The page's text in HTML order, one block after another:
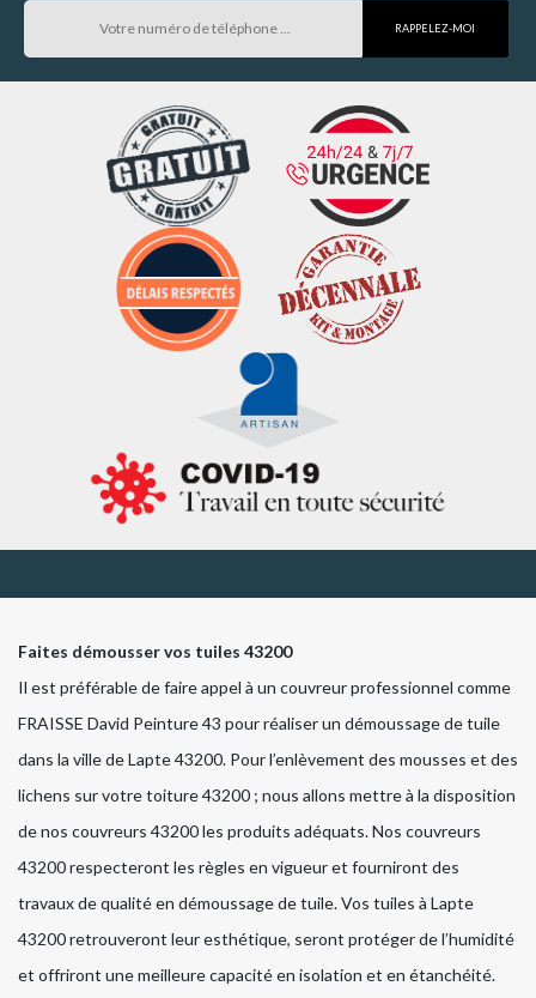
Faites démousser vos tuiles 43200
Il est préférable de faire appel à un couvreur professionnel comme
FRAISSE David Peinture 43 pour réaliser un démoussage de tuile
dans la ville de Lapte 43200. Pour l’enlèvement des mousses et des
lichens sur votre toiture 43200 ; nous allons mettre à la disposition
de nos couvreurs 43200 les produits adéquats. Nos couvreurs
43200 respecteront les règles en vigueur et fourniront des
travaux de qualité en démoussage de tuile. Vos tuiles à Lapte
43200 retrouveront leur esthétique, seront protéger de l’humidité
et offriront une meilleure capacité en isolation et en étanchéité.